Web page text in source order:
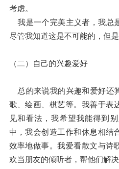
考虑。
我是一个完美主义者，我总
尽管我知道这是不可能的，但
（二）自己的兴趣爱好
总的来说我的兴趣和爱好还
歌、绘画、棋艺等。我善于表
见和看法，我希望我能得到
中，我会创造工作和休息相结
效率地做事。我爱看散文与诗
欢当朋友的倾听者，帮他们解决